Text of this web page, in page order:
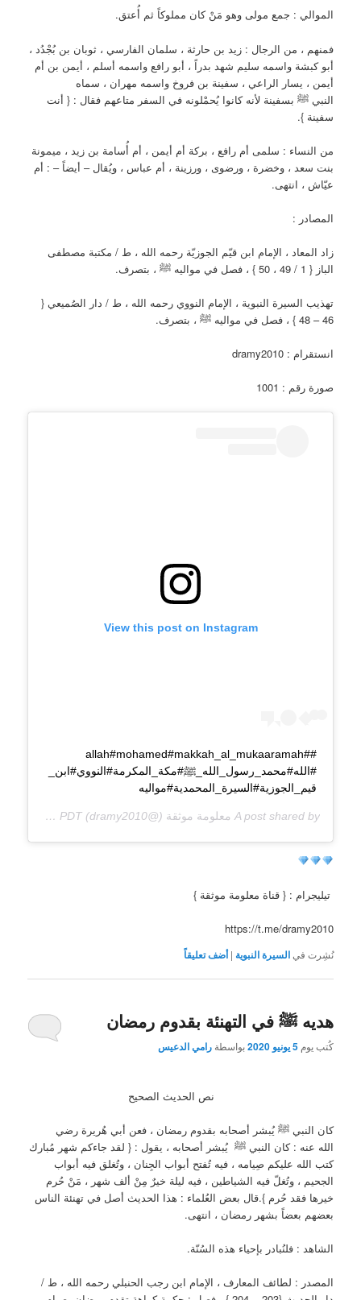
الموالي : جمع مولى وهو مَنْ كان مملوكاً ثم أُعتق.
فمنهم ، من الرجال : زيد بن حارثة ، سلمان الفارسي ، ثوبان بن بُجْدُد ،
أبو كبشة واسمه سليم شهد بدراً ، أبو رافع واسمه أسلم ، أيمن بن أم
أيمن ، يسار الراعي ، سفينة بن فروخ واسمه مهران ، سماه
النبي ﷺ بسفينة لأنه كانوا يُحمْلونه في السفر متاعهم فقال : { أنت
سفينة }.
من النساء : سلمى أم رافع ، بركة أم أيمن ، أم أُسامة بن زيد ، ميمونة
بنت سعد ، وخضرة ، ورضوى ، ورزينة ، أم عباس ، ويُقال – أيضاً – : أم
عيّاش ، انتهى.
المصادر :
زاد المعاد ، الإمام ابن قيّم الجوزيّة رحمه الله ، ط / مكتبة مصطفى
الباز { 1 / 49 ، 50 } ، فصل في مواليه ﷺ ، بتصرف.
تهذيب السيرة النبوية ، الإمام النووي رحمه الله ، ط / دار الصُميعي {
46 – 48 } ، فصل في مواليه ﷺ ، بتصرف.
انستقرام : dramy2010
صورة رقم : 1001
View this post on Instagram
##allah#mohamed#makkah_al_mukaaramah
#الله#محمد_رسول_الله_ﷺ#مكة_المكرمة#النووي#ابن_
قيم_الجوزية#السيرة_المحمدية#مواليه
A post shared by معلومة موثقة (@dramy2010) on
Apr 23, 2020 at 6:01pm PDT
تيليجرام : { قناة معلومة موثقة }
https://t.me/dramy2010
نُشِرت في السيرة النبوية |أضف تعليقاً
هديه ﷺ في التهنئة بقدوم رمضان
كُتب يوم5 يونيو 2020 بواسطةرامي الدعيس
نص الحديث الصحيح
كان النبي ﷺ يُبشر أصحابه بقدوم رمضان ، فعن أبي هُريرة رضي
الله عنه : كان النبي ﷺ يُبشر أصحابه ، يقول : { لقد جاءكم شهر مُبارك
كتب الله عليكم صِيامه ، فيه تُفتح أبواب الجِنان ، وتُغلق فيه أبواب
الجحيم ، وتُغلّ فيه الشياطين ، فيه ليلة خيرٌ مِنْ ألف شهر ، مَنْ حُرم
خيرها فقد حُرم }.قال بعض العُلماء : هذا الحديث أصل في تهنئة الناس
بعضهم بعضاً بشهر رمضان ، انتهى.
الشاهد : فلنُبادر بإحياء هذه السُنّة.
المصدر : لطائف المعارف ، الإمام ابن رجب الحنبلي رحمه الله ، ط /